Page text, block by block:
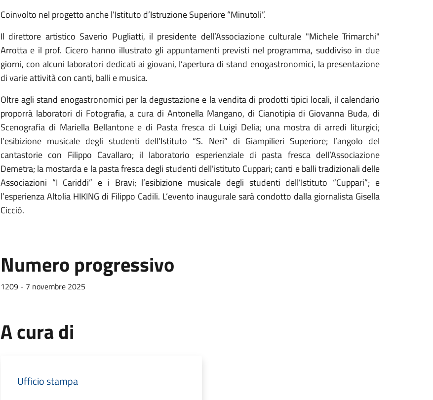
Coinvolto nel progetto anche l’Istituto d’Istruzione Superiore “Minutoli”.
Il direttore artistico Saverio Pugliatti, il presidente dell’Associazione culturale "Michele Trimarchi"
Arrotta e il prof. Cicero hanno illustrato gli appuntamenti previsti nel programma, suddiviso in due
giorni, con alcuni laboratori dedicati ai giovani, l’apertura di stand enogastronomici, la presentazione
di varie attività con canti, balli e musica.
Oltre agli stand enogastronomici per la degustazione e la vendita di prodotti tipici locali, il calendario
proporrà laboratori di Fotografia, a cura di Antonella Mangano, di Cianotipia di Giovanna Buda, di
Scenografia di Mariella Bellantone e di Pasta fresca di Luigi Delia; una mostra di arredi liturgici;
l’esibizione musicale degli studenti dell'Istituto “S. Neri” di Giampilieri Superiore; l’angolo del
cantastorie con Filippo Cavallaro; il laboratorio esperienziale di pasta fresca dell’Associazione
Demetra; la mostarda e la pasta fresca degli studenti dell'istituto Cuppari; canti e balli tradizionali delle
Associazioni “I Cariddi” e i Bravi; l’esibizione musicale degli studenti dell’Istituto “Cuppari”; e
l’esperienza Altolia HIKING di Filippo Cadili. L’evento inaugurale sarà condotto dalla giornalista Gisella
Cicciò.
Numero progressivo
1209 - 7 novembre 2025
A cura di
Ufficio stampa